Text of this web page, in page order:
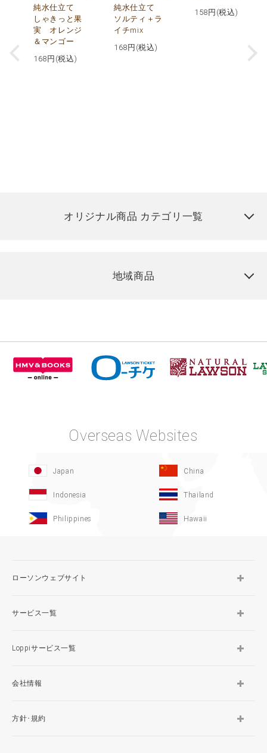
純水仕立て
しゃきっと果
実 オレンジ
＆マンゴー
168 円(税込)
純水仕立て
ソルティ＋ラ
イチmix
168 円(税込)
158 円(税込)
オリジナル商品 カテゴリ一覧
地域商品
Overseas Websites
Japan China
Indonesia Thailand
Philippines Hawaii
ローソンウェブサイト
サービス一覧
Loppiサービス一覧
会社情報
方針･規約